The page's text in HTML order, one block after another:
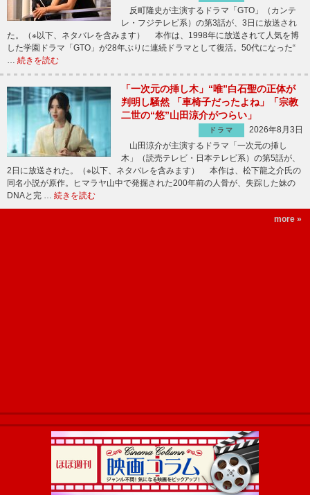
反町隆史が主演するドラマ「GTO」（カンテ
レ・フジテレビ系）の第3話が、3日に放送され
た。（※以下、ネタバレを含みます） 本作は、1998年に放送されて人気を博
した学園ドラマ「GTO」が28年ぶりに連続ドラマとして復活。50代になった“
… 続きを読む
「一次元の挿し木」“唯”白石聖の正体が
判明し騒然 「車椅子だったよね」「宗教
二世の“悠”山田涼介がつらい」
ドラマ
2026年8月3日
山田涼介が主演するドラマ「一次元の挿し
木」（読売テレビ・日本テレビ系）の第5話が、
2日に放送された。（※以下、ネタバレを含みます） 本作は、松下龍之介氏の
同名小説が原作。ヒマラヤ山中で発掘された200年前の人骨が、失踪した妹の
DNAと完 … 続きを読む
more »